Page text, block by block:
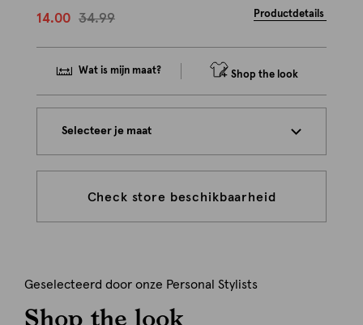
14.00 34.99 Productdetails
Wat is mijn maat? Shop the look
Selecteer je maat
Check store beschikbaarheid
Geselecteerd door onze Personal Stylists
Shop the look